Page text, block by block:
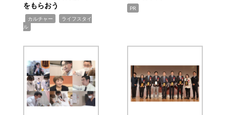
をもらおう
カルチャー
ライフスタイ
ル
PR